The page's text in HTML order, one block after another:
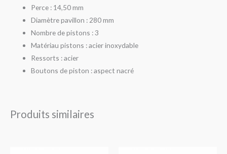
Perce : 14,50 mm
Diamètre pavillon : 280 mm
Nombre de pistons : 3
Matériau pistons : acier inoxydable
Ressorts : acier
Boutons de piston : aspect nacré
Produits similaires